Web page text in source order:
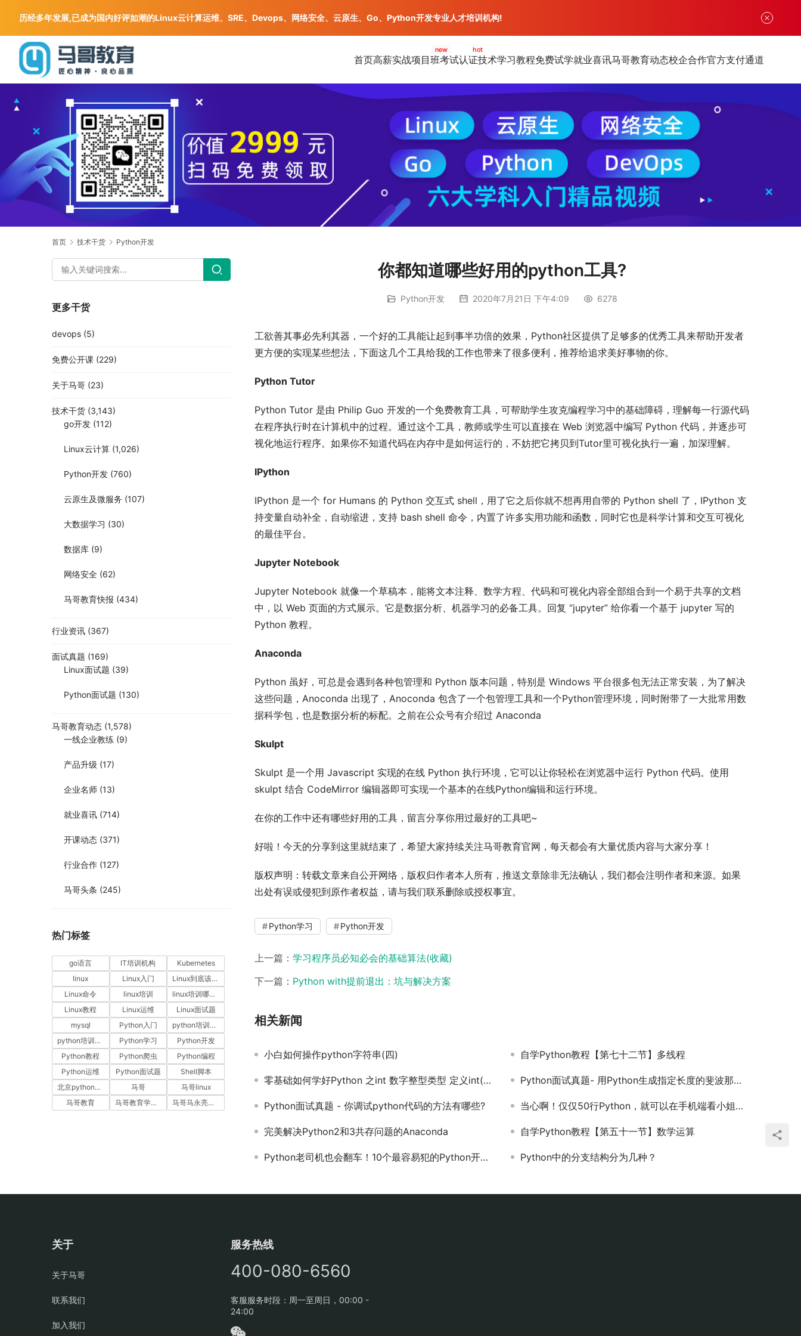
首页高薪实战项目班
new
考试认证
hot
技术学习教程免费试学就业喜讯马哥教育动态校企合作官方支付通道
首页 技术干货 Python开发
你都知道哪些好用的python工具?
Python开发 2020年7月21日 下午4:09 6278
工欲善其事必先利其器，一个好的工具能让起到事半功倍的效果，Python社区提供了足够多的优秀工具来帮助开发者
更方便的实现某些想法，下面这几个工具给我的工作也带来了很多便利，推荐给追求美好事物的你。
Python Tutor
Python Tutor 是由 Philip Guo 开发的一个免费教育工具，可帮助学生攻克编程学习中的基础障碍，理解每一行源代码
在程序执行时在计算机中的过程。通过这个工具，教师或学生可以直接在 Web 浏览器中编写 Python 代码，并逐步可
视化地运行程序。如果你不知道代码在内存中是如何运行的，不妨把它拷贝到Tutor里可视化执行一遍，加深理解。
IPython
IPython 是一个 for Humans 的 Python 交互式 shell，用了它之后你就不想再用自带的 Python shell 了，IPython 支
持变量自动补全，自动缩进，支持 bash shell 命令，内置了许多实用功能和函数，同时它也是科学计算和交互可视化
的最佳平台。
Jupyter Notebook
Jupyter Notebook 就像一个草稿本，能将文本注释、数学方程、代码和可视化内容全部组合到一个易于共享的文档
中，以 Web 页面的方式展示。它是数据分析、机器学习的必备工具。回复 “jupyter” 给你看一个基于 jupyter 写的
Python 教程。
Anaconda
Python 虽好，可总是会遇到各种包管理和 Python 版本问题，特别是 Windows 平台很多包无法正常安装，为了解决
这些问题，Anoconda 出现了，Anoconda 包含了一个包管理工具和一个Python管理环境，同时附带了一大批常用数
据科学包，也是数据分析的标配。之前在公众号有介绍过 Anaconda
Skulpt
Skulpt 是一个用 Javascript 实现的在线 Python 执行环境，它可以让你轻松在浏览器中运行 Python 代码。使用
skulpt 结合 CodeMirror 编辑器即可实现一个基本的在线Python编辑和运行环境。
在你的工作中还有哪些好用的工具，留言分享你用过最好的工具吧~
好啦！今天的分享到这里就结束了，希望大家持续关注马哥教育官网，每天都会有大量优质内容与大家分享！
版权声明：转载文章来自公开网络，版权归作者本人所有，推送文章除非无法确认，我们都会注明作者和来源。如果
出处有误或侵犯到原作者权益，请与我们联系删除或授权事宜。
Python学习 Python开发
上一篇： 学习程序员必知必会的基础算法(收藏)
下一篇： Python with提前退出：坑与解决方案
相关新闻
小白如何操作python字符串(四) 自学Python教程【第七十二节】多线程
零基础如何学好Python 之int 数字整型类型 定义int()范围大小转换 Python面试真题- 用Python生成指定长度的斐波那契数列 ？
Python面试真题 - 你调试python代码的方法有哪些? 当心啊！仅仅50行Python，就可以在手机端看小姐姐的电脑桌面
完美解决Python2和3共存问题的Anaconda 自学Python教程【第五十一节】数学运算
Python老司机也会翻车！10个最容易犯的Python开发错误 Python中的分支结构分为几种？
更多干货
devops (5)
免费公开课 (229)
关于马哥 (23)
技术干货 (3,143)
go开发 (112)
Linux云计算 (1,026)
Python开发 (760)
云原生及微服务 (107)
大数据学习 (30)
数据库 (9)
网络安全 (62)
马哥教育快报 (434)
行业资讯 (367)
面试真题 (169)
Linux面试题 (39)
Python面试题 (130)
马哥教育动态 (1,578)
一线企业教练 (9)
产品升级 (17)
企业名师 (13)
就业喜讯 (714)
开课动态 (371)
行业合作 (127)
马哥头条 (245)
热门标签
go语言 IT培训机构
Kubernetes
linux
Linux入门
Linux到底该怎样学？
Linux命令
linux培训
linux培训哪家好
Linux教程
Linux运维
Linux面试题
mysql
Python入门
python培训哪家好
python培训排名
Python学习
Python开发
Python教程
Python爬虫
Python编程
Python运维
Python面试题
Shell脚本
北京python培训
马哥
马哥linux
马哥教育
马哥教育学员故事 马哥马永亮，马哥linux讲师，马哥教育ceo
关于
关于马哥
联系我们
加入我们
服务热线
400-080-6560
客服服务时段：周一至周日，00:00 -
24:00
历经多年发展,已成为国内好评如潮的Linux云计算运维、SRE、Devops、网络安全、云原生、Go、Python开发专业人才培训机构!